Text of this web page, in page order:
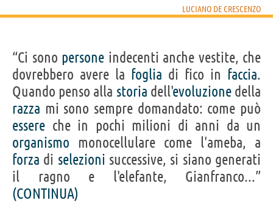
LUCIANO DE CRESCENZO
“Ci sono persone indecenti anche vestite, che
dovrebbero avere la foglia di fico in faccia.
Quando penso alla storia dell'evoluzionedella
razza mi sono sempre domandato: come può
essere che in pochi milioni di anni da un
organismo monocellulare come l'ameba, a
forza di selezioni successive, si siano generati
il ragno e l'elefante, Gianfranco...”
(CONTINUA)